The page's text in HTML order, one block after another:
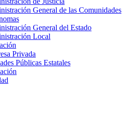
General de las Comunidades
General del Estado
Local
Privada
Públicas Estatales